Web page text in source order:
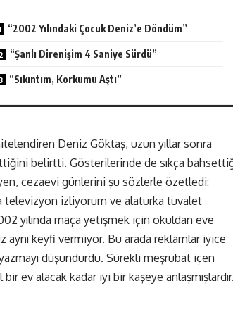
“2002 Yılındaki Çocuk Deniz’e Döndüm”
“Şanlı Direnişim 4 Saniye Sürdü”
“Sıkıntım, Korkumu Aştı”
Deniz Göktaş, uzun yıllar sonra
belirtti. Gösterilerinde de sıkça
cezaevi günlerini şu sözlerle özetledi:
televizyon izliyorum ve alaturka tuvalet
yılında maça yetişmek için okuldan eve
aynı keyfi vermiyor. Bu arada reklamlar iyice
düşündürdü. Sürekli meşrubat içen
ev alacak kadar iyi bir kaşeye